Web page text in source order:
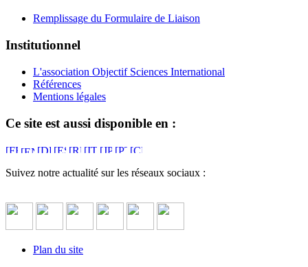
Remplissage du Formulaire de Liaison
Institutionnel
L'association Objectif Sciences International
Références
Mentions légales
Ce site est aussi disponible en :
Suivez notre actualité sur les réseaux sociaux :
Plan du site